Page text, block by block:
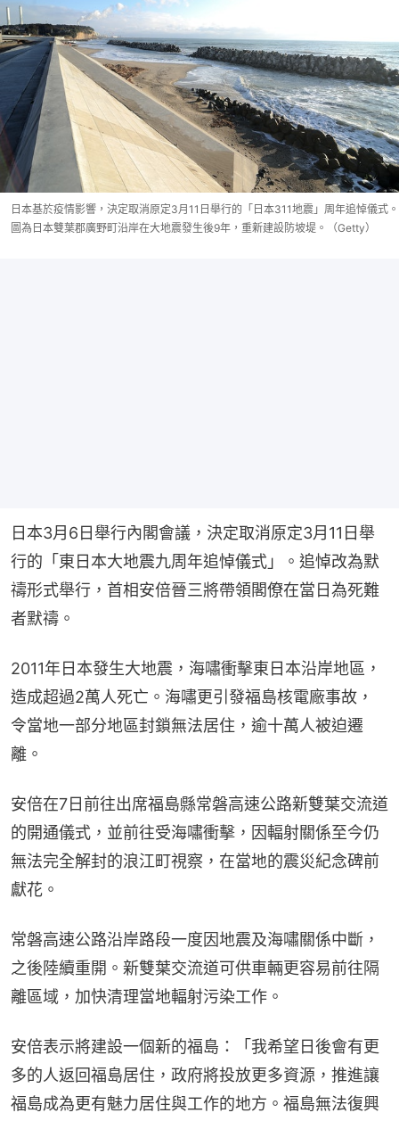
日本基於疫情影響，決定取消原定3月11日舉行的「日本311地震」周年追悼儀式。
圖為日本雙葉郡廣野町沿岸在大地震發生後9年，重新建設防坡堤。（Getty）
日本3月6日舉行內閣會議，決定取消原定3月11日舉
行的「東日本大地震九周年追悼儀式」。追悼改為默
禱形式舉行，首相安倍晉三將帶領閣僚在當日為死難
者默禱。
2011年日本發生大地震，海嘯衝擊東日本沿岸地區，
造成超過2萬人死亡。海嘯更引發福島核電廠事故，
令當地一部分地區封鎖無法居住，逾十萬人被迫遷
離。
安倍在7日前往出席福島縣常磐高速公路新雙葉交流道
的開通儀式，並前往受海嘯衝擊，因輻射關係至今仍
無法完全解封的浪江町視察，在當地的震災紀念碑前
獻花。
常磐高速公路沿岸路段一度因地震及海嘯關係中斷，
之後陸續重開。新雙葉交流道可供車輛更容易前往隔
離區域，加快清理當地輻射污染工作。
安倍表示將建設一個新的福島：「我希望日後會有更
多的人返回福島居住，政府將投放更多資源，推進讓
福島成為更有魅力居住與工作的地方。福島無法復興